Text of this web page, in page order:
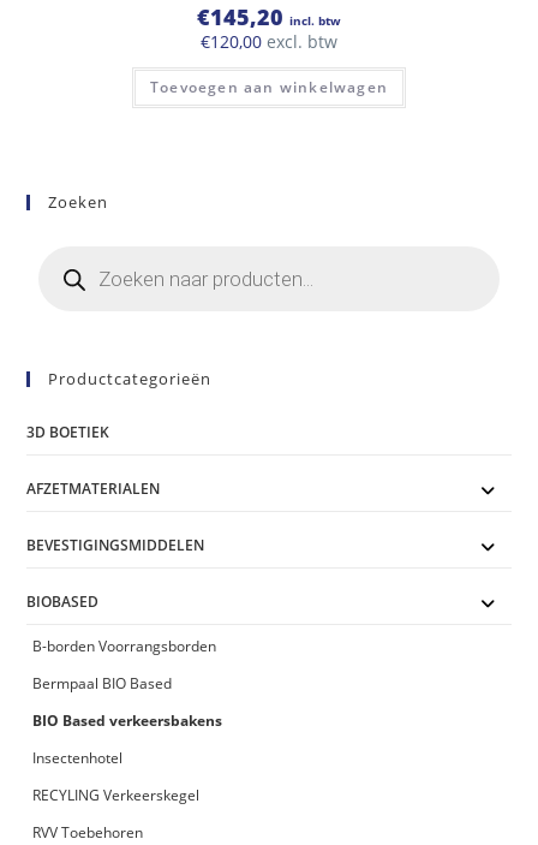
€145,20 incl. btw
€120,00 excl. btw
Toevoegen aan winkelwagen
Zoeken
zoeken
Productcategorieën
3D BOETIEK
AFZETMATERIALEN
BEVESTIGINGSMIDDELEN
BIOBASED
B-borden Voorrangsborden
Bermpaal BIO Based
BIO Based verkeersbakens
Insectenhotel
RECYLING Verkeerskegel
RVV Toebehoren